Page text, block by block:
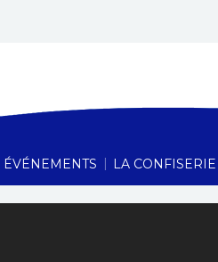
ÉVÉNEMENTS | LA CONFISERIE